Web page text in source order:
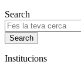
Search
Institucions